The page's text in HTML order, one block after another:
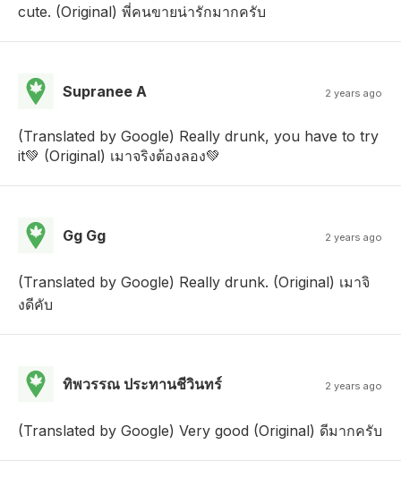
cute. (Original) พี่คนขายน่ารักมากครับ
Supranee A 2 years ago
(Translated by Google) Really drunk, you have to try
it💚 (Original) เมาจริงต้องลอง💚
Gg Gg 2 years ago
(Translated by Google) Really drunk. (Original) เมาจิ
งดีคับ
ทิพวรรณ ประทานชีวินทร์ 2 years ago
(Translated by Google) Very good (Original) ดีมากครับ